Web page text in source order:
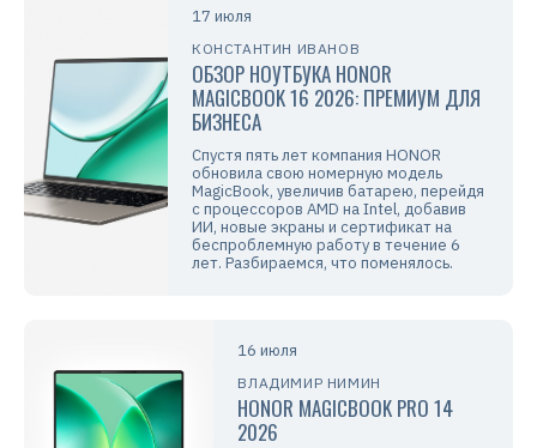
17 июля
КОНСТАНТИН ИВАНОВ
ОБЗОР НОУТБУКА HONOR
MAGICBOOK 16 2026: ПРЕМИУМ ДЛЯ
БИЗНЕСА
Спустя пять лет компания HONOR
обновила свою номерную модель
MagicBook, увеличив батарею, перейдя
с процессоров AMD на Intel, добавив
ИИ, новые экраны и сертификат на
беспроблемную работу в течение 6
лет. Разбираемся, что поменялось.
16 июля
ВЛАДИМИР НИМИН
HONOR MAGICBOOK PRO 14
2026